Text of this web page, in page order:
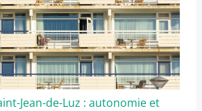
Jean-de-Luz : autonomie et